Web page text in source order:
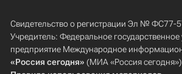
Свидетельство о регистрации Эл № ФС77-
Учредитель: Федеральное государственное
предприятие Международное
«Россия сегодня» (МИА «Россия